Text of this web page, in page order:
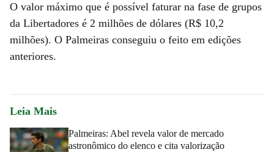
O valor máximo que é possível faturar na fase de grupos
da Libertadores é 2 milhões de dólares (R$ 10,2
milhões). O Palmeiras conseguiu o feito em edições
anteriores.
Leia Mais
Palmeiras: Abel revela valor de mercado
astronômico do elenco e cita valorização